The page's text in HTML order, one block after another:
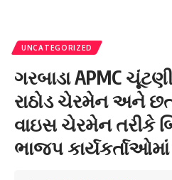
UNCATEGORIZED
ગરબાડા APMC
રાઠોડ ચેરમેન અને
વાઇસ ચેરમેન તરીકે
ભાજપ